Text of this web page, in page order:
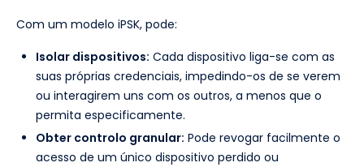
Com um modelo iPSK, pode:
Isolar dispositivos: Cada dispositivo liga-se com as
suas próprias credenciais, impedindo-os de se verem
ou interagirem uns com os outros, a menos que o
permita especificamente.
Obter controlo granular: Pode revogar facilmente o
acesso de um único dispositivo perdido ou